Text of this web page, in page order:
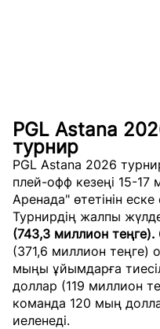
PGL Astana
турнир
PGL Astana 2026
плей-офф кезеңі 15-
Аренада" өтетінін
Турнирдің жалпы
(743,3 миллион теңге).
(371,6 миллион теңге)
мыңы ұйымдарға
доллар (119 миллион
команда 120 мың
иеленеді.